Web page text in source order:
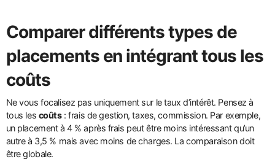
Comparer différents types de
placements en intégrant tous les
coûts
Ne vous focalisez pas uniquement sur le taux d’intérêt. Pensez à
tous les coûts: frais de gestion, taxes, commission. Par exemple,
un placement à 4 % après frais peut être moins intéressant qu’un
autre à 3,5 % mais avec moins de charges. La comparaison doit
être globale.